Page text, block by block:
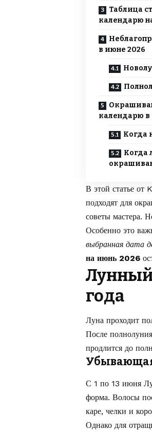
Таблица
календарю
в июне 2026
календарю в
Когда
Когда
В этой статье от
подходят для
советы мастера.
Особенно это
выбранная дата
на июнь 2026
Лунный
года
Луна проходит
После
продлится до
С 1 по 13 июня
форма. Волосы
каре, челки и
Однако для